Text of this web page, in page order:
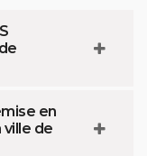
en
de